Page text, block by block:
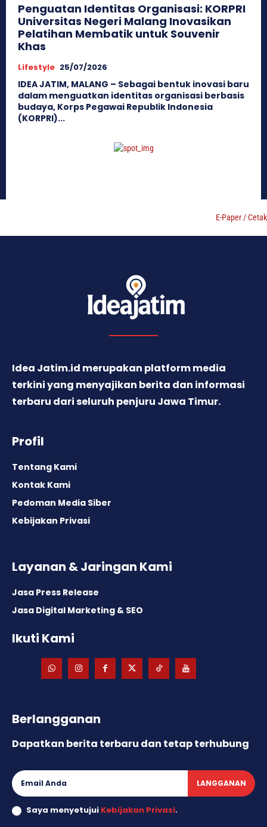
Penguatan Identitas Organisasi: KORPRI
Universitas Negeri Malang Inovasikan
Pelatihan Membatik untuk Souvenir
Khas
Lifestyle 25/07/2026
IDEA JATIM, ​MALANG – Sebagai bentuk inovasi baru
dalam menguatkan identitas organisasi berbasis
budaya, Korps Pegawai Republik Indonesia
(KORPRI)...
E-Paper / Cetak
Idea Jatim.id merupakan platform media
terkini yang menyajikan berita dan informasi
terbaru dari seluruh penjuru Jawa Timur.
Profil
Tentang Kami
Kontak Kami
Pedoman Media Siber
Kebijakan Privasi
Layanan & Jaringan Kami
Jasa Press Release
Jasa Digital Marketing & SEO
Ikuti Kami
Berlangganan
Dapatkan berita terbaru dan tetap terhubung
LANGGANAN
Saya menyetujui Kebijakan Privasi.